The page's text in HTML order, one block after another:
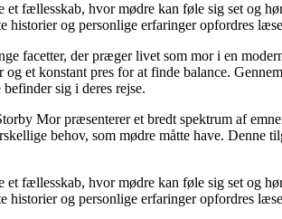
et fællesskab, hvor mødre kan føle sig set og
og personlige erfaringer opfordres
facetter, der præger livet som mor i en
et konstant pres for at finde balance.
sig i deres rejse.
Mor præsenterer et bredt spektrum af
behov, som mødre måtte have.
et fællesskab, hvor mødre kan føle sig set og
og personlige erfaringer opfordres